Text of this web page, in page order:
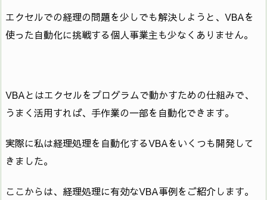
エクセルでの経理の問題を少しでも解決しようと、VBAを
使った自動化に挑戦する個人事業主も少なくありません。
VBAとはエクセルをプログラムで動かすための仕組みで、
うまく活用すれば、手作業の一部を自動化できます。
実際に私は経理処理を自動化するVBAをいくつも開発して
きました。
ここからは、経理処理に有効なVBA事例をご紹介します。